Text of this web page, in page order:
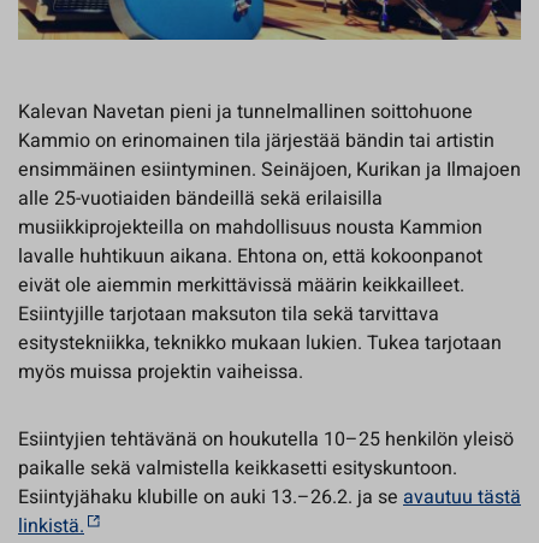
Kalevan Navetan pieni ja tunnelmallinen soittohuone
Kammio on erinomainen tila järjestää bändin tai artistin
ensimmäinen esiintyminen. Seinäjoen, Kurikan ja Ilmajoen
alle 25-vuotiaiden bändeillä sekä erilaisilla
musiikkiprojekteilla on mahdollisuus nousta Kammion
lavalle huhtikuun aikana. Ehtona on, että kokoonpanot
eivät ole aiemmin merkittävissä määrin keikkailleet.
Esiintyjille tarjotaan maksuton tila sekä tarvittava
esitystekniikka, teknikko mukaan lukien. Tukea tarjotaan
myös muissa projektin vaiheissa.
Esiintyjien tehtävänä on houkutella 10–25 henkilön yleisö
paikalle sekä valmistella keikkasetti esityskuntoon.
Esiintyjähaku klubille on auki 13.–26.2. ja se avautuu tästä
linkistä.